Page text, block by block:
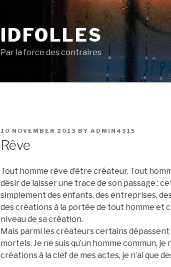
IDFOLLES
Par la force des contraires
POSTED
10 NOVEMBER 2013 BY ADMIN4315
Rêve
Tout homme rêve d’être créateur. Tout
désir de laisser une trace de son passage :
simplement des enfants, des entreprises,
des créations à la portée de tout homme et
niveau de sa création.
Mais parmi les créateurs certains dépassent
mortels. Je ne suis qu’un homme commun, je
créations à la clef de mes actes, je n’ai que